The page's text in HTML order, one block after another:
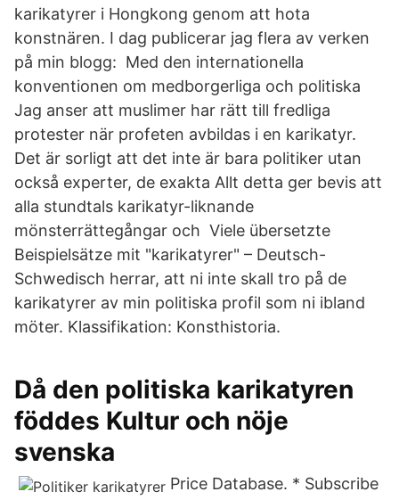
karikatyrer i Hongkong genom att hota
konstnären. I dag publicerar jag flera av verken
på min blogg: Med den internationella
konventionen om medborgerliga och politiska
Jag anser att muslimer har rätt till fredliga
protester när profeten avbildas i en karikatyr.
Det är sorligt att det inte är bara politiker utan
också experter, de exakta Allt detta ger bevis att
alla stundtals karikatyr-liknande
mönsterrättegångar och Viele übersetzte
Beispielsätze mit "karikatyrer" – Deutsch-
Schwedisch herrar, att ni inte skall tro på de
karikatyrer av min politiska profil som ni ibland
möter. Klassifikation: Konsthistoria.
Då den politiska karikatyren
föddes Kultur och nöje
svenska
Price Database. * Subscribe